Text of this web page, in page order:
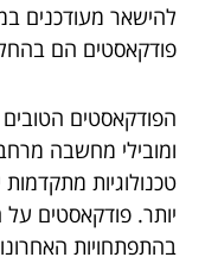
להישאר מעודכנים
פודקאסטים הם
הפודקאסטים הטובים
ומובילי מחשבה
טכנולוגיות מתקדמות
יותר. פודקאסטים
בהתפתחויות